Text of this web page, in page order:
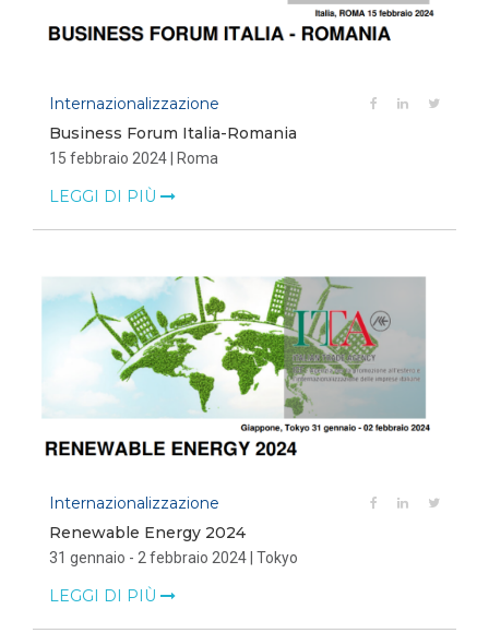
Internazionalizzazione
Business Forum Italia-Romania
15 febbraio 2024 | Roma
LEGGI DI PIÙ
Internazionalizzazione
Renewable Energy 2024
31 gennaio - 2 febbraio 2024 | Tokyo
LEGGI DI PIÙ